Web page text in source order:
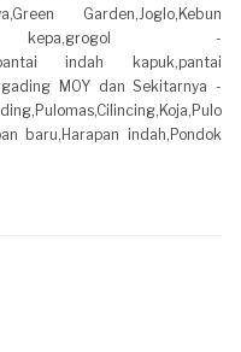
Garden,Joglo,Kebun
kepa,grogol -
indah kapuk,pantai
MOY dan Sekitarnya -
baru,Harapan indah,Pondok